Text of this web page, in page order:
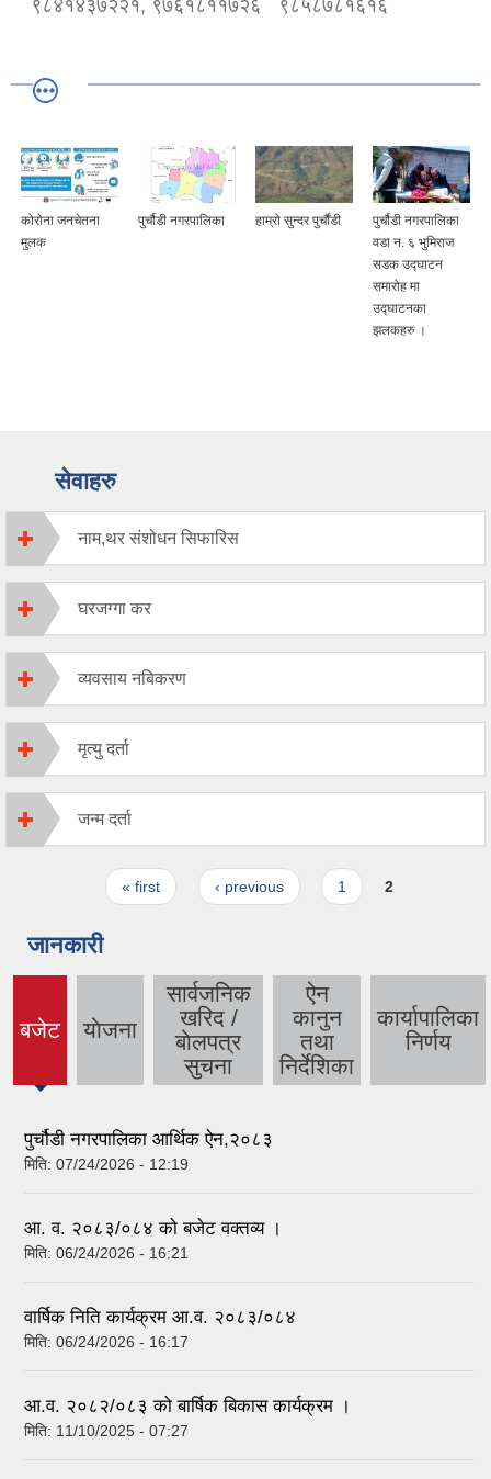
९८४१४३७२२१, ९७६१८११७२६ ९८५८७८१६१६
कोराेना जनचेतना
मुलक
पुर्चौडी नगरपालिका हाम्रो सुन्दर पुर्चौंडी
पुर्चौडी नगरपालिका
वडा न. ६ भुमिराज
सडक उद्घ‍ाटन
समारोह मा
उद्घ‍ाटनका
झलकहरु ।
सेवाहरु
नाम,थर संशोधन सिफारिस
घरजग्गा कर
व्यवसाय नबिकरण
मृत्यु दर्ता
जन्म दर्ता
« first ‹ previous 1 2
जानकारी
बजेट
(active
याेजना
सार्वजनिक
खरिद /
बाेलपत्र
सुचना
ऐन
कानुन
तथा
निर्देशिका
कार्यापालिका
निर्णय
पुर्चौडी नगरपालिका आर्थिक ऐन,२०८३
मिति: 07/24/2026 - 12:19
आ. व. २०८३/०८४ को बजेट वक्तव्य ।
मिति: 06/24/2026 - 16:21
वार्षिक निति कार्यक्रम आ.व. २०८३/०८४
मिति: 06/24/2026 - 16:17
आ.व. २०८२/०८३ को बार्षिक बिकास कार्यक्रम ।
मिति: 11/10/2025 - 07:27